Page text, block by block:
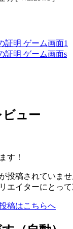
ュー
す！
投稿されていま
エイターにとっ
稿はこちらへ